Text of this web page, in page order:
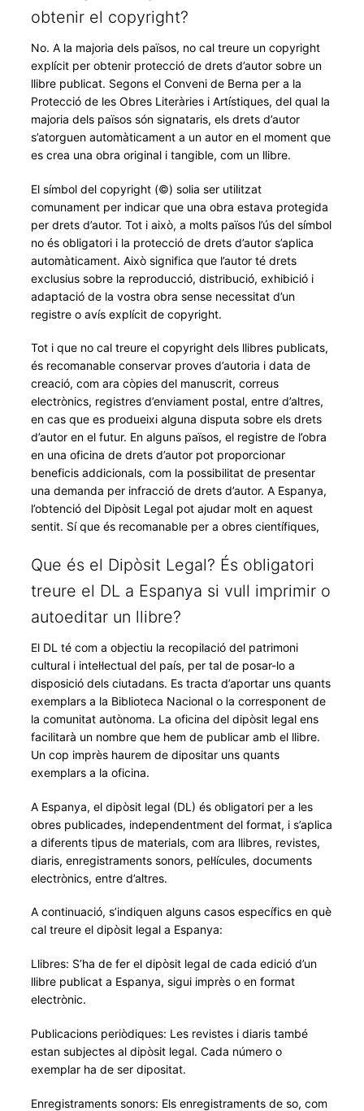
obtenir el copyright?
No. A la majoria dels països, no cal treure un copyright
explícit per obtenir protecció de drets d’autor sobre un
llibre publicat. Segons el Conveni de Berna per a la
Protecció de les Obres Literàries i Artístiques, del qual la
majoria dels països són signataris, els drets d’autor
s’atorguen automàticament a un autor en el moment que
es crea una obra original i tangible, com un llibre.
El símbol del copyright (©) solia ser utilitzat
comunament per indicar que una obra estava protegida
per drets d’autor. Tot i això, a molts països l’ús del símbol
no és obligatori i la protecció de drets d’autor s’aplica
automàticament. Això significa que l’autor té drets
exclusius sobre la reproducció, distribució, exhibició i
adaptació de la vostra obra sense necessitat d’un
registre o avís explícit de copyright.
Tot i que no cal treure el copyright dels llibres publicats,
és recomanable conservar proves d’autoria i data de
creació, com ara còpies del manuscrit, correus
electrònics, registres d’enviament postal, entre d’altres,
en cas que es produeixi alguna disputa sobre els drets
d’autor en el futur. En alguns països, el registre de l’obra
en una oficina de drets d’autor pot proporcionar
beneficis addicionals, com la possibilitat de presentar
una demanda per infracció de drets d’autor. A Espanya,
l’obtenció del Dipòsit Legal pot ajudar molt en aquest
sentit. Sí que és recomanable per a obres científiques,
Que és el Dipòsit Legal? És obligatori
treure el DL a Espanya si vull imprimir o
autoeditar un llibre?
El DL té com a objectiu la recopilació del patrimoni
cultural i intel·lectual del país, per tal de posar-lo a
disposició dels ciutadans. Es tracta d’aportar uns quants
exemplars a la Biblioteca Nacional o la corresponent de
la comunitat autònoma. La oficina del dipòsit legal ens
facilitarà un nombre que hem de publicar amb el llibre.
Un cop imprès haurem de dipositar uns quants
exemplars a la oficina.
A Espanya, el dipòsit legal (DL) és obligatori per a les
obres publicades, independentment del format, i s’aplica
a diferents tipus de materials, com ara llibres, revistes,
diaris, enregistraments sonors, pel·lícules, documents
electrònics, entre d’altres.
A continuació, s’indiquen alguns casos específics en què
cal treure el dipòsit legal a Espanya:
Llibres: S’ha de fer el dipòsit legal de cada edició d’un
llibre publicat a Espanya, sigui imprès o en format
electrònic.
Publicacions periòdiques: Les revistes i diaris també
estan subjectes al dipòsit legal. Cada número o
exemplar ha de ser dipositat.
Enregistraments sonors: Els enregistraments de so, com